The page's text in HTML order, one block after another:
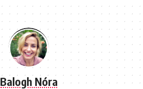
Balogh Nóra